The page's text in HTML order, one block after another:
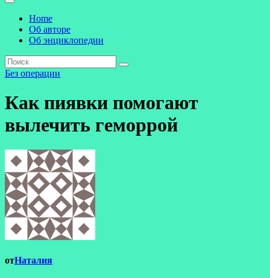
Home
Об авторе
Об энциклопедии
Без операции
Как пиявки помогают
вылечить геморрой
отНаталия